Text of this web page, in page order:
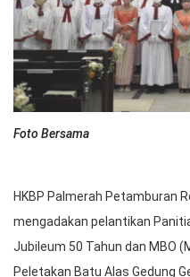
Foto Bersama
HKBP Palmerah Petamburan
mengadakan pelantikan
Jubileum 50 Tahun dan MBO
Peletakan Batu Alas Gedung